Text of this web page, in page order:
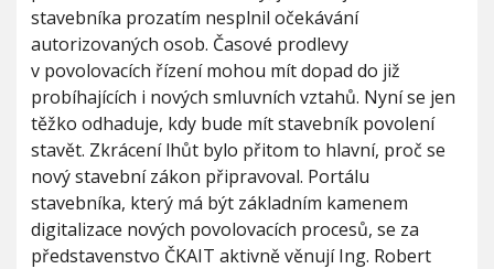
stavebníka prozatím nesplnil očekávání
autorizovaných osob. Časové prodlevy
v povolovacích řízení mohou mít dopad do již
probíhajících i nových smluvních vztahů. Nyní se jen
těžko odhaduje, kdy bude mít stavebník povolení
stavět. Zkrácení lhůt bylo přitom to hlavní, proč se
nový stavební zákon připravoval. Portálu
stavebníka, který má být základním kamenem
digitalizace nových povolovacích procesů, se za
představenstvo ČKAIT aktivně věnují Ing. Robert